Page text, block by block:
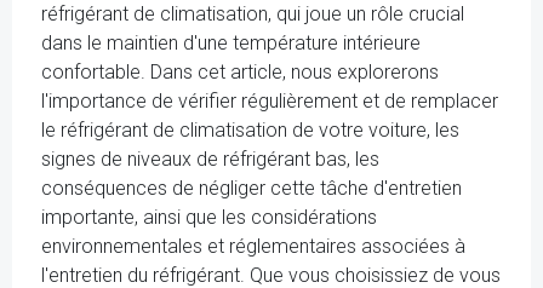
réfrigérant de climatisation, qui joue un rôle crucial
dans le maintien d'une température intérieure
confortable. Dans cet article, nous explorerons
l'importance de vérifier régulièrement et de remplacer
le réfrigérant de climatisation de votre voiture, les
signes de niveaux de réfrigérant bas, les
conséquences de négliger cette tâche d'entretien
importante, ainsi que les considérations
environnementales et réglementaires associées à
l'entretien du réfrigérant. Que vous choisissiez de vous